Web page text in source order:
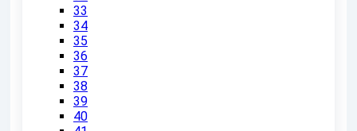
33
34
35
36
37
38
39
40